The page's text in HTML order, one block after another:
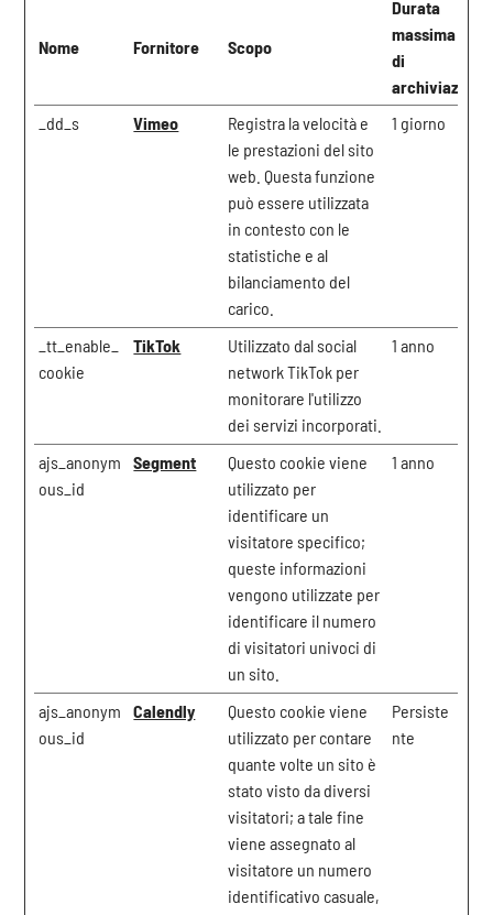
Nome Fornitore Scopo
Durata
massima
di
archiviazione
_dd_s
Vimeo
Registra la velocità e
le prestazioni del sito
web. Questa funzione
può essere utilizzata
in contesto con le
statistiche e al
bilanciamento del
carico.
1 giorno
_tt_enable_
cookie
TikTok
Utilizzato dal social
network TikTok per
monitorare l'utilizzo
dei servizi incorporati.
1 anno
ajs_anonym
ous_id
Segment
Questo cookie viene
utilizzato per
identificare un
visitatore specifico;
queste informazioni
vengono utilizzate per
identificare il numero
di visitatori univoci di
un sito.
1 anno
ajs_anonym
ous_id
Calendly
Questo cookie viene
utilizzato per contare
quante volte un sito è
stato visto da diversi
visitatori; a tale fine
viene assegnato al
visitatore un numero
identificativo casuale,
Persiste
nte